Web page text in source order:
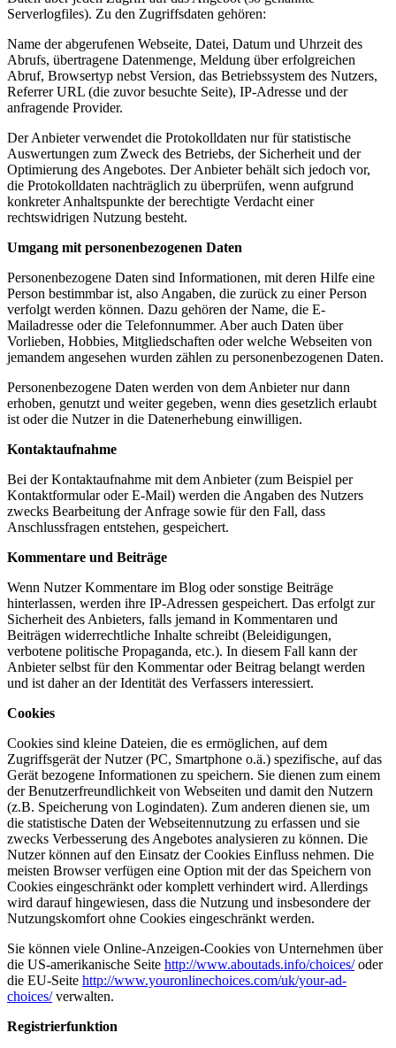
Serverlogfiles). Zu den Zugriffsdaten gehören:
Name der abgerufenen Webseite, Datei, Datum und Uhrzeit des
Abrufs, übertragene Datenmenge, Meldung über erfolgreichen
Abruf, Browsertyp nebst Version, das Betriebssystem des Nutzers,
Referrer URL (die zuvor besuchte Seite), IP-Adresse und der
anfragende Provider.
Der Anbieter verwendet die Protokolldaten nur für statistische
Auswertungen zum Zweck des Betriebs, der Sicherheit und der
Optimierung des Angebotes. Der Anbieter behält sich jedoch vor,
die Protokolldaten nachträglich zu überprüfen, wenn aufgrund
konkreter Anhaltspunkte der berechtigte Verdacht einer
rechtswidrigen Nutzung besteht.
Umgang mit personenbezogenen Daten
Personenbezogene Daten sind Informationen, mit deren Hilfe eine
Person bestimmbar ist, also Angaben, die zurück zu einer Person
verfolgt werden können. Dazu gehören der Name, die E-
Mailadresse oder die Telefonnummer. Aber auch Daten über
Vorlieben, Hobbies, Mitgliedschaften oder welche Webseiten von
jemandem angesehen wurden zählen zu personenbezogenen Daten.
Personenbezogene Daten werden von dem Anbieter nur dann
erhoben, genutzt und weiter gegeben, wenn dies gesetzlich erlaubt
ist oder die Nutzer in die Datenerhebung einwilligen.
Kontaktaufnahme
Bei der Kontaktaufnahme mit dem Anbieter (zum Beispiel per
Kontaktformular oder E-Mail) werden die Angaben des Nutzers
zwecks Bearbeitung der Anfrage sowie für den Fall, dass
Anschlussfragen entstehen, gespeichert.
Kommentare und Beiträge
Wenn Nutzer Kommentare im Blog oder sonstige Beiträge
hinterlassen, werden ihre IP-Adressen gespeichert. Das erfolgt zur
Sicherheit des Anbieters, falls jemand in Kommentaren und
Beiträgen widerrechtliche Inhalte schreibt (Beleidigungen,
verbotene politische Propaganda, etc.). In diesem Fall kann der
Anbieter selbst für den Kommentar oder Beitrag belangt werden
und ist daher an der Identität des Verfassers interessiert.
Cookies
Cookies sind kleine Dateien, die es ermöglichen, auf dem
Zugriffsgerät der Nutzer (PC, Smartphone o.ä.) spezifische, auf das
Gerät bezogene Informationen zu speichern. Sie dienen zum einem
der Benutzerfreundlichkeit von Webseiten und damit den Nutzern
(z.B. Speicherung von Logindaten). Zum anderen dienen sie, um
die statistische Daten der Webseitennutzung zu erfassen und sie
zwecks Verbesserung des Angebotes analysieren zu können. Die
Nutzer können auf den Einsatz der Cookies Einfluss nehmen. Die
meisten Browser verfügen eine Option mit der das Speichern von
Cookies eingeschränkt oder komplett verhindert wird. Allerdings
wird darauf hingewiesen, dass die Nutzung und insbesondere der
Nutzungskomfort ohne Cookies eingeschränkt werden.
Sie können viele Online-Anzeigen-Cookies von Unternehmen über
die US-amerikanische Seite http://www.aboutads.info/choices/oder
die EU-Seite http://www.youronlinechoices.com/uk/your-ad-
choices/verwalten.
Registrierfunktion